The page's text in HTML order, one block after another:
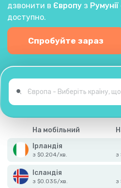
дзвонити в Європу з Румунії
доступно.
Спробуйте зараз
На мобільний
Ірландія
з $0.204/хв. з
Ісландія
з $0.035/хв. з